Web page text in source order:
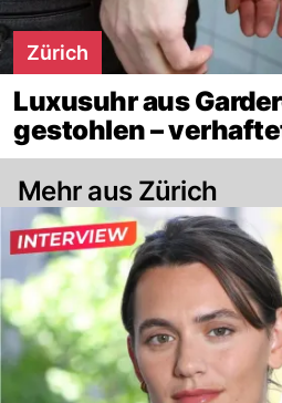
Zürich
Luxusuhr aus
gestohlen –
Mehr aus Zürich